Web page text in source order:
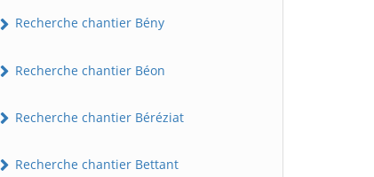
Recherche chantier Bény
Recherche chantier Béon
Recherche chantier Béréziat
Recherche chantier Bettant